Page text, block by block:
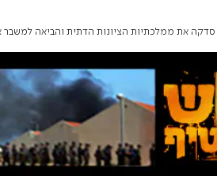
את ממלכתיות הציונות הדתית והביאה למשבר